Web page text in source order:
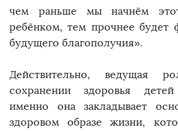
чем раньше мы начнём
ребёнком, тем прочнее будет
будущего благополучия».
Действительно, ведущая
сохранении здоровья
именно она закладывает
здоровом образе жизни,